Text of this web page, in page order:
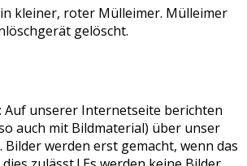
kleiner, roter Mülleimer. Mülleimer
gelöscht.
Auf unserer Internetseite berichten
auch mit Bildmaterial) über unser
Bilder werden erst gemacht, wenn das